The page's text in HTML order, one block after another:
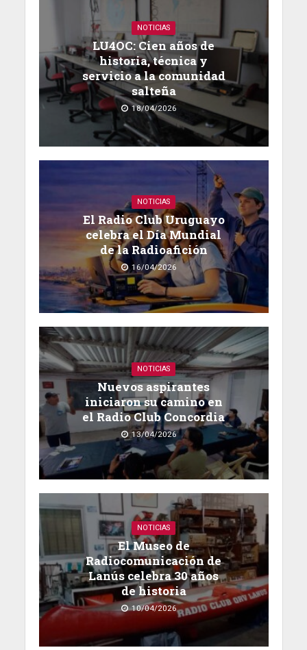
NOTICIAS
LU4OC: Cien años de
historia, técnica y
servicio a la comunidad
salteña
18/04/2026
NOTICIAS
El Radio Club Uruguayo
celebra el Día Mundial
de la Radioafición
16/04/2026
NOTICIAS
Nuevos aspirantes
iniciaron su camino en
el Radio Club Concordia
13/04/2026
NOTICIAS
El Museo de
Radiocomunicación de
Lanús celebra 30 años
de historia
10/04/2026